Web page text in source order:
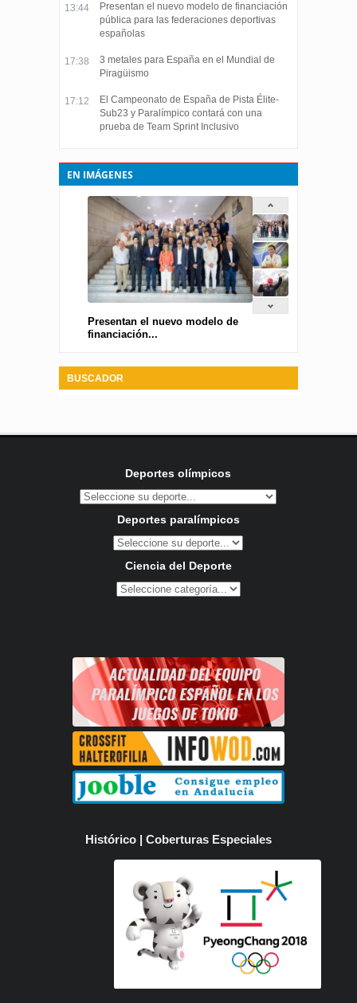
13:44
Presentan el nuevo modelo de financiación
pública para las federaciones deportivas
españolas
17:38
3 metales para España en el Mundial de
Piragüismo
17:12
El Campeonato de España de Pista Élite-
Sub23 y Paralímpico contará con una
prueba de Team Sprint Inclusivo
EN IMÁGENES
Presentan el nuevo modelo de
financiación...
BUSCADOR
Deportes olímpicos
Deportes paralímpicos
Ciencia del Deporte
Histórico | Coberturas Especiales